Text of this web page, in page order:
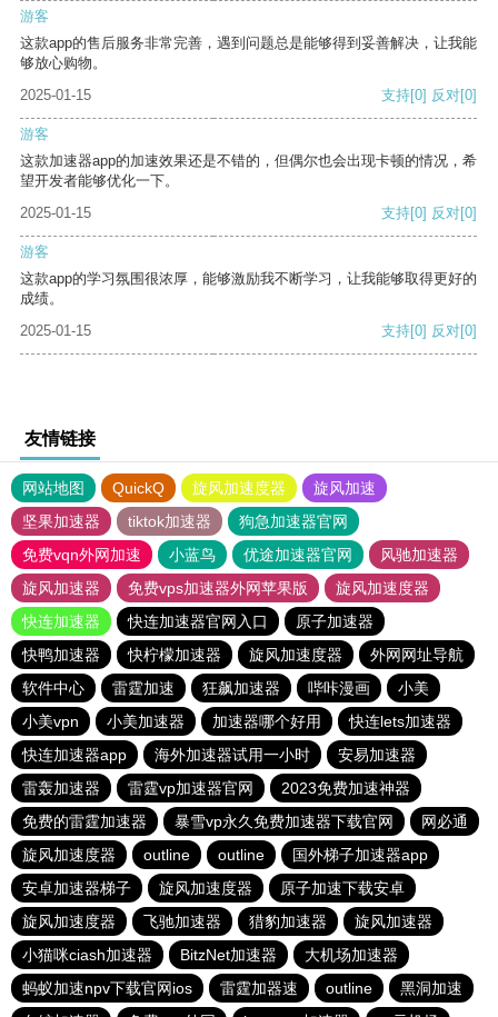
游客
这款app的售后服务非常完善，遇到问题总是能够得到妥善解决，让我能
够放心购物。
2025-01-15
支持[0] 反对[0]
游客
这款加速器app的加速效果还是不错的，但偶尔也会出现卡顿的情况，希
望开发者能够优化一下。
2025-01-15
支持[0] 反对[0]
游客
这款app的学习氛围很浓厚，能够激励我不断学习，让我能够取得更好的
成绩。
2025-01-15
支持[0] 反对[0]
友情链接
网站地图 QuickQ 旋风加速度器
旋风加速
坚果加速器
tiktok加速器
狗急加速器官网
免费vqn外网加速
小蓝鸟 优途加速器官网
风驰加速器
旋风加速器
免费vps加速器外网苹果版
旋风加速度器
快连加速器
快连加速器官网入口
原子加速器
快鸭加速器
快柠檬加速器 旋风加速度器
外网网址导航
软件中心
雷霆加速 狂飙加速器 哔咔漫画
小美
小美vpn
小美加速器 加速器哪个好用
快连lets加速器
快连加速器app
海外加速器试用一小时
安易加速器
雷轰加速器
雷霆vp加速器官网
2023免费加速神器
免费的雷霆加速器
暴雪vp永久免费加速器下载官网
网必通
旋风加速度器
outline outline
国外梯子加速器app
安卓加速器梯子
旋风加速度器
原子加速下载安卓
旋风加速度器
飞驰加速器 猎豹加速器
旋风加速器
小猫咪ciash加速器
BitzNet加速器
大机场加速器
蚂蚁加速npv下载官网ios
雷霆加器速 outline
黑洞加速